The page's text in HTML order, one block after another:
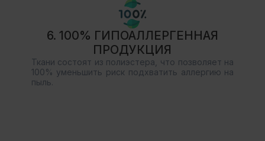
6. 100% ГИПОАЛЛЕРГЕННАЯ
ПРОДУКЦИЯ
Ткани состоят из полиэстера, что позволяет на
100% уменьшить риск подхватить аллергию на
пыль.